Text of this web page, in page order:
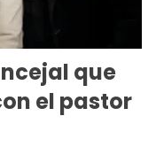
que
el pastor